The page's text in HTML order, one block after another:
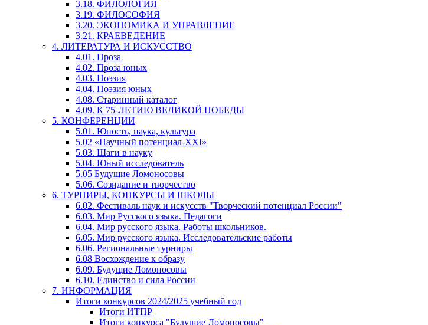
3.18. ФИЛОЛОГИЯ
3.19. ФИЛОСОФИЯ
3.20. ЭКОНОМИКА И УПРАВЛЕНИЕ
3.21. КРАЕВЕДЕНИЕ
4. ЛИТЕРАТУРА И ИСКУССТВО
4.01. Проза
4.02. Проза юных
4.03. Поэзия
4.04. Поэзия юных
4.08. Старинный каталог
4.09. К 75-ЛЕТИЮ ВЕЛИКОЙ ПОБЕДЫ
5. КОНФЕРЕНЦИИ
5.01. Юность, наука, культура
5.02 «Научный потенциал-XXI»
5.03. Шаги в науку
5.04. Юный исследователь
5.05 Будущие Ломоносовы
5.06. Созидание и творчество
6. ТУРНИРЫ, КОНКУРСЫ И ШКОЛЫ
6.02. Фестиваль наук и искусств "Творческий потенциал России"
6.03. Мир Русского языка. Педагоги
6.04. Мир русского языка. Работы школьников.
6.05. Мир русского языка. Исследовательские работы
6.06. Региональные турниры
6.08 Восхождение к образу
6.09. Будущие Ломоносовы
6.10. Единство и сила России
7. ИНФОРМАЦИЯ
Итоги конкурсов 2024/2025 учебный год
Итоги ИТПР
Итоги конкурса "Будущие Ломоносовы"